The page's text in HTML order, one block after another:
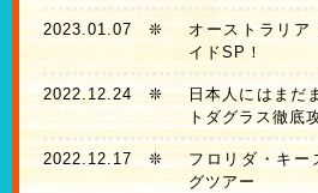
2023.01.07 ❊
オーストラリア
イドSP！
2022.12.24❊
日本人にはまだ
トダグラス徹底
2022.12.17❊
フロリダ・キー
グツアー